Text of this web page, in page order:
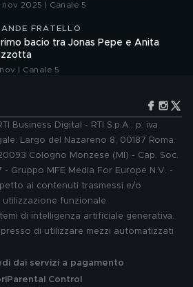
nov 2025 | Canale 5
FRATELLO
bacio tra Jonas Pepe e Anita
| Canale 5
Business Digital - RTI S.p.A.: p. iva
Largo del Nazareno 8, 00187 Roma.
Cologno Monzese (MI) - Cap. Soc.
Gruppo MFE Media For Europe N.V. -
ai contenuti trasmessi e/o
funzionale
di intelligenza artificiale generativa.
di utilizzare mezzi automatizzati
dai servizi a pagamento
Parental Control